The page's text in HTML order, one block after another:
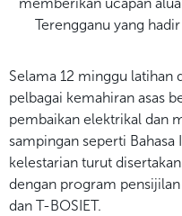
Terengganu yang
Selama 12 minggu latihan
pelbagai kemahiran asas
pembaikan elektrikal dan
sampingan seperti
kelestarian turut
dengan program pensijilan
dan T-BOSIET.